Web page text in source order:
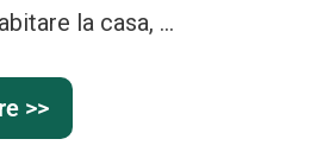
la casa, …
>>